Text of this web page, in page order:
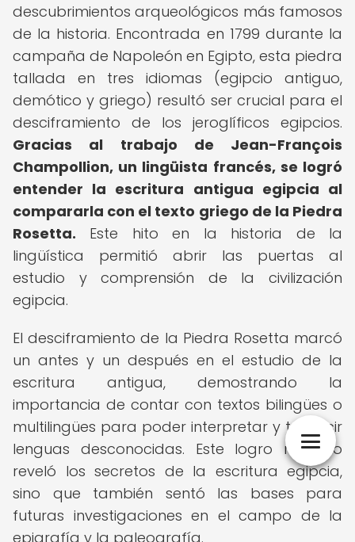
descubrimientos arqueológicos más famosos
de la historia. Encontrada en 1799 durante la
campaña de Napoleón en Egipto, esta piedra
tallada en tres idiomas (egipcio antiguo,
demótico y griego) resultó ser crucial para el
desciframiento de los jeroglíficos egipcios.
Gracias al trabajo de Jean-François
Champollion, un lingüista francés, se logró
entender la escritura antigua egipcia al
compararla con el texto griego de la Piedra
Rosetta. Este hito en la historia de la
lingüística permitió abrir las puertas al
estudio y comprensión de la civilización
egipcia.
El desciframiento de la Piedra Rosetta marcó
un antes y un después en el estudio de la
escritura antigua, demostrando la
importancia de contar con textos bilingües o
multilingües para poder interpretar y traducir
lenguas desconocidas. Este logro no solo
reveló los secretos de la escritura egipcia,
sino que también sentó las bases para
futuras investigaciones en el campo de la
epigrafía y la paleografía.